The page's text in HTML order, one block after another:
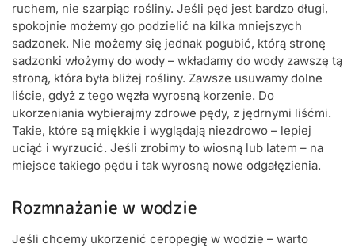
ruchem, nie szarpiąc rośliny. Jeśli pęd jest bardzo długi,
spokojnie możemy go podzielić na kilka mniejszych
sadzonek. Nie możemy się jednak pogubić, którą stronę
sadzonki włożymy do wody – wkładamy do wody zawszę tą
stroną, która była bliżej rośliny. Zawsze usuwamy dolne
liście, gdyż z tego węzła wyrosną korzenie. Do
ukorzeniania wybierajmy zdrowe pędy, z jędrnymi liśćmi.
Takie, które są miękkie i wyglądają niezdrowo – lepiej
uciąć i wyrzucić. Jeśli zrobimy to wiosną lub latem – na
miejsce takiego pędu i tak wyrosną nowe odgałęzienia.
Rozmnażanie w wodzie
Jeśli chcemy ukorzenić ceropegię w wodzie – warto